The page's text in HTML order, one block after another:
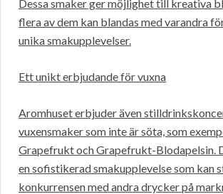
Dessa smaker ger möjlighet till kreativa
flera av dem kan blandas med varandra
unika smakupplevelser.
Ett unikt erbjudande för vuxna
Aromhuset erbjuder även
vuxensmaker som inte är söta, som
Grapefrukt och Grapefrukt-Blodapelsin.
en sofistikerad smakupplevelse som kan
konkurrensen med andra drycker på